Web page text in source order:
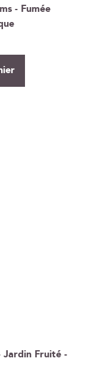
- Fumée
Jardin Fruité -